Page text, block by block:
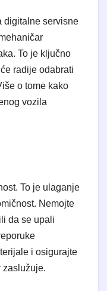
digitalne servisne
To je ključno
radije odabrati
o tome kako
vozila
To je ulaganje
Nemojte
da se upali
i osigurajte
zaslužuje.